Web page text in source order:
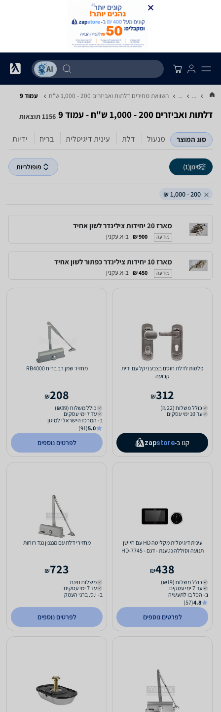
...
... השוואת מחירים דלתות ואביזרים ‏200 - 1,000 ‏ש"ח עמוד 9
דלתות ואביזרים ‏200 - 1,000 ‏ש"ח - עמוד 9 1156 תוצאות
סוג המוצר מנעול דלת עינית דיגיטלית בריח ידיות
סינון(1) פופולריות
200 - 1,000 ₪
מארז 20 יחידות צילינדר לשון אחיד
מודעה 900 ₪ ב-א.עקנין
מארז 10 יחידות צילינדר כפתור לשון אחיד
מודעה 450 ₪ ב-א.עקנין
פלטות לדלת חוסם בצבע ניקל עם ידית
קבועה
312
₪
כולל משלוח (₪22)
עד 10 ימי עסקים
קנו ב- zapstore
מחזיר שמן רב בריח RB4000
208
₪
כולל משלוח (₪39)
עד 7 ימי עסקים
ב- המרכז הישראלי למיגון
5.0
(91)
לפרטים נוספים
עינית דיגיטלית מקליטה HD עם חיישן
תנועה וסוללה נטענת - דגם - HD-7745
438
₪
כולל משלוח (₪19)
עד 7 ימי עסקים
ב- הכל בו לתעשיה
4.8
(57)
לפרטים נוספים
מחזירי דלת עם מנגנון נגד רוחות
723
₪
משלוח חינם
עד 7 ימי עסקים
ב- י.ס. ברגי העמק
לפרטים נוספים